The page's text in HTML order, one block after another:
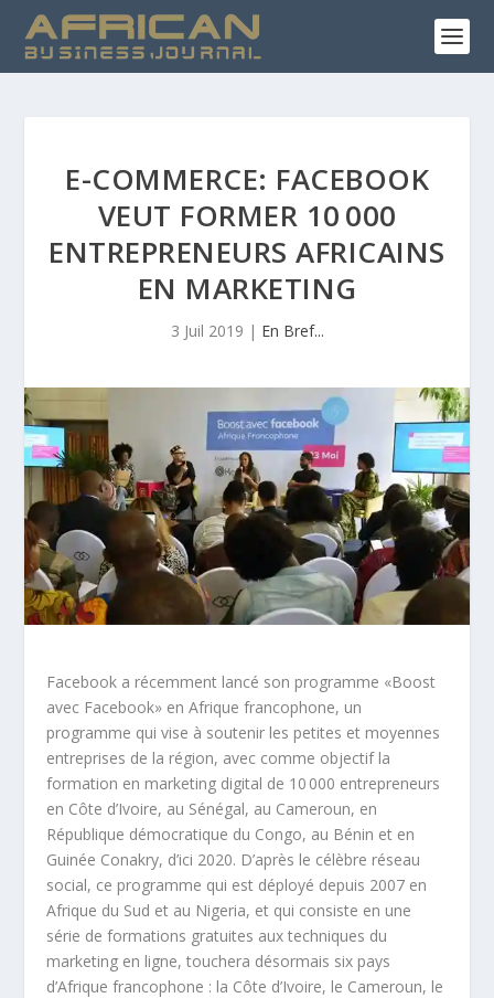
E-COMMERCE: FACEBOOK
VEUT FORMER 10 000
ENTREPRENEURS AFRICAINS
EN MARKETING
3 Juil 2019 | En Bref...
Facebook a récemment lancé son programme «Boost
avec Facebook» en Afrique francophone, un
programme qui vise à soutenir les petites et moyennes
entreprises de la région, avec comme objectif la
formation en marketing digital de 10 000 entrepreneurs
en Côte d’Ivoire, au Sénégal, au Cameroun, en
République démocratique du Congo, au Bénin et en
Guinée Conakry, d’ici 2020. D’après le célèbre réseau
social, ce programme qui est déployé depuis 2007 en
Afrique du Sud et au Nigeria, et qui consiste en une
série de formations gratuites aux techniques du
marketing en ligne, touchera désormais six pays
d’Afrique francophone : la Côte d’Ivoire, le Cameroun, le